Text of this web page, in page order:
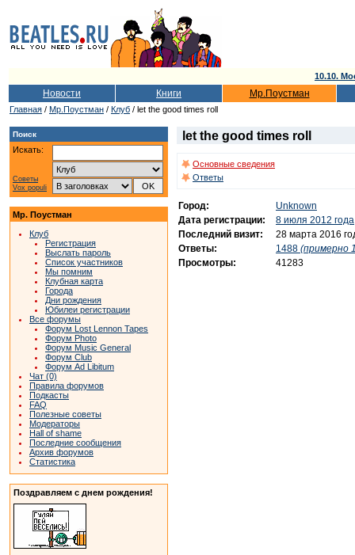
10.10.
Новости Книги Мр.Поустман
Главная / Мр.Поустман / Клуб / let the good times roll
Поиск
Искать:
Советы
Vox populi
Мр. Поустман
Клуб
Регистрация
Выслать пароль
Список участников
Мы помним
Клубная карта
Города
Дни рождения
Юбилеи регистрации
Все форумы
Форум Lost Lennon Tapes
Форум Photo
Форум Music General
Форум Club
Форум Ad Libitum
Чат (0)
Правила форумов
Подкасты
FAQ
Полезные советы
Модераторы
Hall of shame
Последние сообщения
Архив форумов
Статистика
Поздравляем с днем рождения!
let the good times roll
Основные сведения
Ответы
Город:
Unknown
Дата регистрации:
8 июля 2012 года
Последний визит:
28 марта 2016
Ответы:
1488 (примерно
Просмотры:
41283